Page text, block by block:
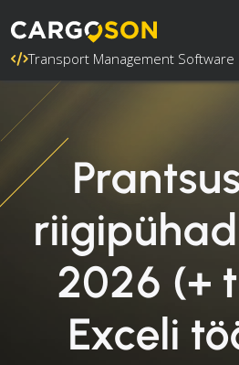
Transport Management Software
2026 (+
Exceli